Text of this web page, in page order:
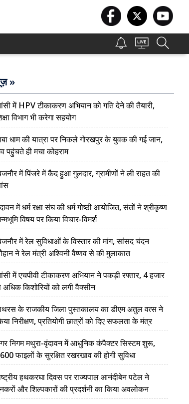
»
में HPV टीकाकरण अभियान को गति देने की तैयारी,
विभाग भी करेगा सहयोग
धाम की यात्रा पर निकले गोरखपुर के युवक की गई जान,
पहुंचते ही मचा कोहराम
में पिंजरे में कैद हुआ गुलदार, ग्रामीणों ने ली राहत की
में धर्म रक्षा संघ की धर्म गोष्ठी आयोजित, संतों ने श्रीकृष्ण
विषय पर किया विचार-विमर्श
में रेल सुविधाओं के विस्तार की मांग, सांसद चंदन
ने रेल मंत्री अश्विनी वैष्णव से की मुलाकात
में एचपीवी टीकाकरण अभियान ने पकड़ी रफ्तार, 4 हजार
किशोरियों को लगी वैक्सीन
के राजकीय जिला पुस्तकालय का डीएम अतुल वत्स ने
निरीक्षण, प्रतियोगी छात्रों को दिए सफलता के मंत्र
निगम मथुरा-वृंदावन में आधुनिक कंपैक्टर सिस्टम शुरू,
फाइलों के सुरक्षित रखरखाव की होगी सुविधा
हथकरघा दिवस पर राज्यपाल आनंदीबेन पटेल ने
और शिल्पकारों की प्रदर्शनी का किया अवलोकन